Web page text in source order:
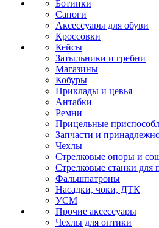
Ботинки
Сапоги
Аксессуары для обуви
Кроссовки
Кейсы
Затыльники и гребни
Магазины
Кобуры
Приклады и цевья
Антабки
Ремни
Прицельные
Запчасти и
Чехлы
Стрелковые опоры и
Стрелковые станки для
Фальшпатроны
Насадки, чоки, ДТК
УСМ
Прочие аксессуары
Чехлы для оптики